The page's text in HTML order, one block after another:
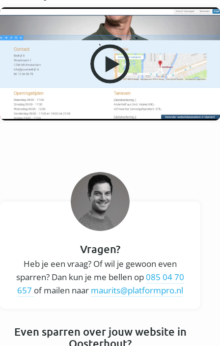
Vragen?
Heb je een vraag? Of wil je gewoon even
sparren? Dan kun je me bellen op085 04 70
657 of mailen naar maurits@platformpro.nl
Even sparren over jouw website in